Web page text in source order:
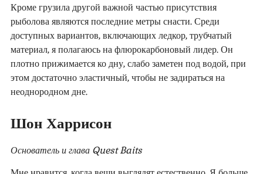
Кроме грузила другой важной частью присутствия
рыболова являются последние метры снасти. Среди
доступных вариантов, включающих ледкор, трубчатый
материал, я полагаюсь на флюрокарбоновый лидер. Он
плотно прижимается ко дну, слабо заметен под водой, при
этом достаточно эластичный, чтобы не задираться на
неоднородном дне.
Шон Харрисон
Основатель и глава Quest Baits